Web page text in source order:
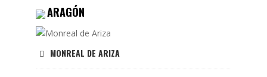
ARAGÓN
MONREAL DE ARIZA